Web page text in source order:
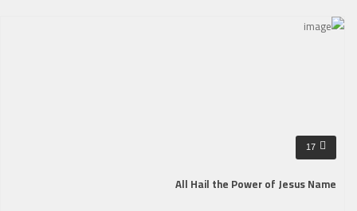
17
All Hail the Power of Jesus Name